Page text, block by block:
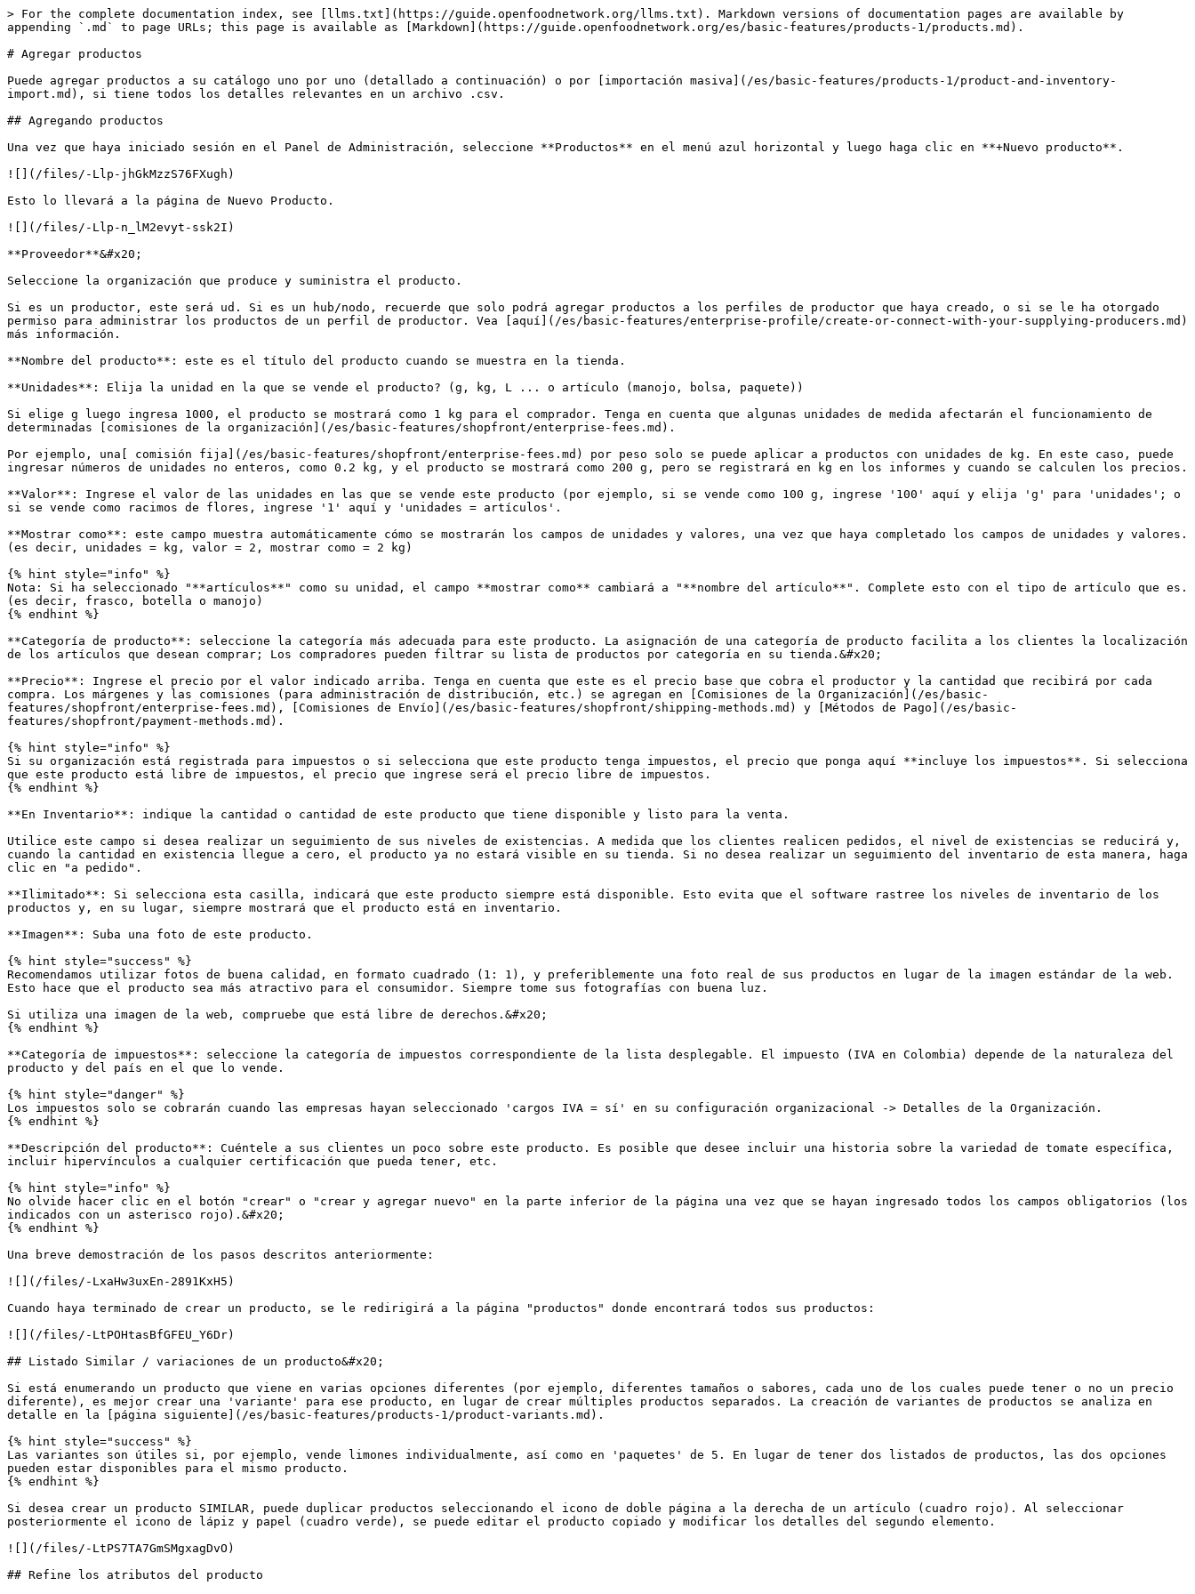
> For the complete documentation index, see [llms.txt](https://guide.openfoodnetwork.org/llms.txt). Markdown versions of documentation pages are available by
appending `.md` to page URLs; this page is available as [Markdown](https://guide.openfoodnetwork.org/es/basic-features/products-1/products.md).
# Agregar productos
Puede agregar productos a su catálogo uno por uno (detallado a continuación) o por [importación masiva](/es/basic-features/products-1/product-and-inventory-
import.md), si tiene todos los detalles relevantes en un archivo .csv.
## Agregando productos
Una vez que haya iniciado sesión en el Panel de Administración, seleccione **Productos** en el menú azul horizontal y luego haga clic en **+Nuevo producto**.
![](/files/-Llp-jhGkMzzS76FXugh)
Esto lo llevará a la página de Nuevo Producto.
![](/files/-Llp-n_lM2evyt-ssk2I)
**Proveedor**&#x20;
Seleccione la organización que produce y suministra el producto.
Si es un productor, este será ud. Si es un hub/nodo, recuerde que solo podrá agregar productos a los perfiles de productor que haya creado, o si se le ha otorgado
permiso para administrar los productos de un perfil de productor. Vea [aquí](/es/basic-features/enterprise-profile/create-or-connect-with-your-supplying-producers.md)
más información.
**Nombre del producto**: este es el título del producto cuando se muestra en la tienda.
**Unidades**: Elija la unidad en la que se vende el producto? (g, kg, L ... o artículo (manojo, bolsa, paquete))
Si elige g luego ingresa 1000, el producto se mostrará como 1 kg para el comprador. Tenga en cuenta que algunas unidades de medida afectarán el funcionamiento de
determinadas [comisiones de la organización](/es/basic-features/shopfront/enterprise-fees.md).
Por ejemplo, una[ comisión fija](/es/basic-features/shopfront/enterprise-fees.md) por peso solo se puede aplicar a productos con unidades de kg. En este caso, puede
ingresar números de unidades no enteros, como 0.2 kg, y el producto se mostrará como 200 g, pero se registrará en kg en los informes y cuando se calculen los precios.
**Valor**: Ingrese el valor de las unidades en las que se vende este producto (por ejemplo, si se vende como 100 g, ingrese '100' aquí y elija 'g' para 'unidades'; o
si se vende como racimos de flores, ingrese '1' aquí y 'unidades = artículos'.
**Mostrar como**: este campo muestra automáticamente cómo se mostrarán los campos de unidades y valores, una vez que haya completado los campos de unidades y valores.
(es decir, unidades = kg, valor = 2, mostrar como = 2 kg)
{% hint style="info" %}
Nota: Si ha seleccionado "**artículos**" como su unidad, el campo **mostrar como** cambiará a "**nombre del artículo**". Complete esto con el tipo de artículo que es.
(es decir, frasco, botella o manojo)
{% endhint %}
**Categoría de producto**: seleccione la categoría más adecuada para este producto. La asignación de una categoría de producto facilita a los clientes la localización
de los artículos que desean comprar; Los compradores pueden filtrar su lista de productos por categoría en su tienda.&#x20;
**Precio**: Ingrese el precio por el valor indicado arriba. Tenga en cuenta que este es el precio base que cobra el productor y la cantidad que recibirá por cada
compra. Los márgenes y las comisiones (para administración de distribución, etc.) se agregan en [Comisiones de la Organización](/es/basic-
features/shopfront/enterprise-fees.md), [Comisiones de Envío](/es/basic-features/shopfront/shipping-methods.md) y [Métodos de Pago](/es/basic-
features/shopfront/payment-methods.md).
{% hint style="info" %}
Si su organización está registrada para impuestos o si selecciona que este producto tenga impuestos, el precio que ponga aquí **incluye los impuestos**. Si selecciona
que este producto está libre de impuestos, el precio que ingrese será el precio libre de impuestos.
{% endhint %}
**En Inventario**: indique la cantidad o cantidad de este producto que tiene disponible y listo para la venta.
Utilice este campo si desea realizar un seguimiento de sus niveles de existencias. A medida que los clientes realicen pedidos, el nivel de existencias se reducirá y,
cuando la cantidad en existencia llegue a cero, el producto ya no estará visible en su tienda. Si no desea realizar un seguimiento del inventario de esta manera, haga
clic en "a pedido".
**Ilimitado**: Si selecciona esta casilla, indicará que este producto siempre está disponible. Esto evita que el software rastree los niveles de inventario de los
productos y, en su lugar, siempre mostrará que el producto está en inventario.
**Imagen**: Suba una foto de este producto.
{% hint style="success" %}
Recomendamos utilizar fotos de buena calidad, en formato cuadrado (1: 1), y preferiblemente una foto real de sus productos en lugar de la imagen estándar de la web.
Esto hace que el producto sea más atractivo para el consumidor. Siempre tome sus fotografías con buena luz.
Si utiliza una imagen de la web, compruebe que está libre de derechos.&#x20;
{% endhint %}
**Categoría de impuestos**: seleccione la categoría de impuestos correspondiente de la lista desplegable. El impuesto (IVA en Colombia) depende de la naturaleza del
producto y del país en el que lo vende.
{% hint style="danger" %}
Los impuestos solo se cobrarán cuando las empresas hayan seleccionado 'cargos IVA = sí' en su configuración organizacional -> Detalles de la Organización.
{% endhint %}
**Descripción del producto**: Cuéntele a sus clientes un poco sobre este producto. Es posible que desee incluir una historia sobre la variedad de tomate específica,
incluir hipervínculos a cualquier certificación que pueda tener, etc.
{% hint style="info" %}
No olvide hacer clic en el botón "crear" o "crear y agregar nuevo" en la parte inferior de la página una vez que se hayan ingresado todos los campos obligatorios (los
indicados con un asterisco rojo).&#x20;
{% endhint %}
Una breve demostración de los pasos descritos anteriormente:
![](/files/-LxaHw3uxEn-2891KxH5)
Cuando haya terminado de crear un producto, se le redirigirá a la página "productos" donde encontrará todos sus productos:
![](/files/-LtPOHtasBfGFEU_Y6Dr)
## Listado Similar / variaciones de un producto&#x20;
Si está enumerando un producto que viene en varias opciones diferentes (por ejemplo, diferentes tamaños o sabores, cada uno de los cuales puede tener o no un precio
diferente), es mejor crear una 'variante' para ese producto, en lugar de crear múltiples productos separados. La creación de variantes de productos se analiza en
detalle en la [página siguiente](/es/basic-features/products-1/product-variants.md).
{% hint style="success" %}
Las variantes son útiles si, por ejemplo, vende limones individualmente, así como en 'paquetes' de 5. En lugar de tener dos listados de productos, las dos opciones
pueden estar disponibles para el mismo producto.
{% endhint %}
Si desea crear un producto SIMILAR, puede duplicar productos seleccionando el icono de doble página a la derecha de un artículo (cuadro rojo). Al seleccionar
posteriormente el icono de lápiz y papel (cuadro verde), se puede editar el producto copiado y modificar los detalles del segundo elemento.
![](/files/-LtPS7TA7GmSMgxagDvO)
## Refine los atributos del producto